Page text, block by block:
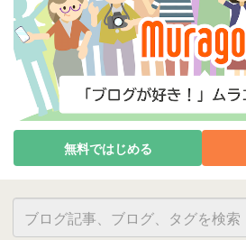
無料ではじめる